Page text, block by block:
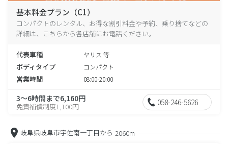
基本料金プラン（C1）
コンパクトのレンタル、お得な割引料金や予約、乗り捨てなどの
詳細は、こちらから各店舗にお電話ください。
代表車種 ヤリス 等
ボディタイプ コンパクト
営業時間 08:00-20:00
3～6時間まで6,160円
免責補償制度1,100円 058-246-5626
岐阜県岐阜市宇佐南一丁目から 2060m